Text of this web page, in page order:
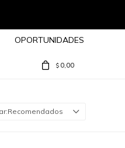
OPORTUNIDADES
$ 0,00
Recomendados